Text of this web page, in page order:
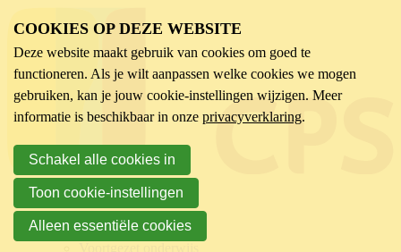
Sector
Kinderopvang
Basisonderwijs
COOKIES OP DEZE WEBSITE
Deze website maakt gebruik van cookies om goed te
functioneren. Als je wilt aanpassen welke cookies we mogen
gebruiken, kan je jouw cookie-instellingen wijzigen. Meer
informatie is beschikbaar in onze privacyverklaring.
Schakel alle cookies in
Toon cookie-instellingen
Alleen essentiële cookies